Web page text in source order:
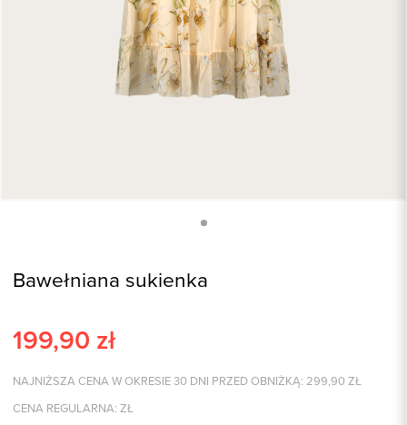
Bawełniana sukienka
199,90 zł
NAJNIŻSZA CENA W OKRESIE 30 DNI PRZED OBNIŻKĄ: 299,90 ZŁ
CENA REGULARNA: ZŁ